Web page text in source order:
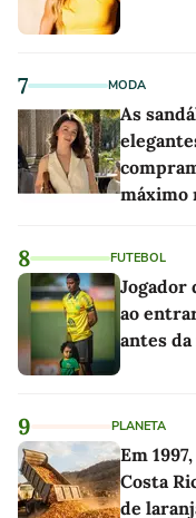
7 MODA
As
máximo
8 FUTEBOL
Jogador
ao
antes
9 PLANETA
Em
Costa
de